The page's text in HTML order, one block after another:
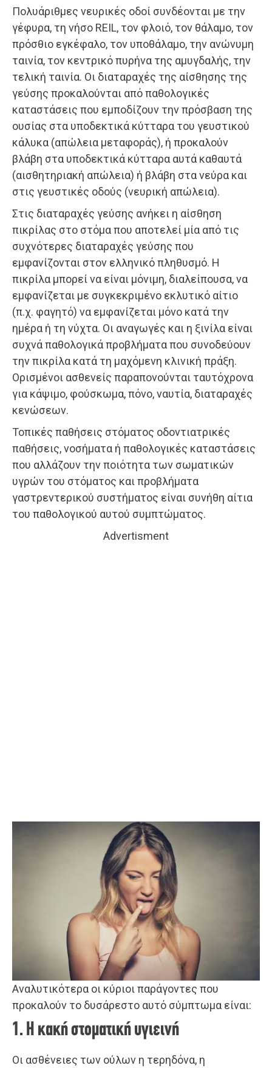
Πολυάριθμες νευρικές οδοί συνδέονται με την
γέφυρα, τη νήσο REIL, τον φλοιό, τον θάλαμο, τον
πρόσθιο εγκέφαλο, τον υποθάλαμο, την ανώνυμη
ταινία, τον κεντρικό πυρήνα της αμυγδαλής, την
τελική ταινία. Οι διαταραχές της αίσθησης της
γεύσης προκαλούνται από παθολογικές
καταστάσεις που εμποδίζουν την πρόσβαση της
ουσίας στα υποδεκτικά κύτταρα του γευστικού
κάλυκα (απώλεια μεταφοράς), ή προκαλούν
βλάβη στα υποδεκτικά κύτταρα αυτά καθαυτά
(αισθητηριακή απώλεια) ή βλάβη στα νεύρα και
στις γευστικές οδούς (νευρική απώλεια).
Στις διαταραχές γεύσης ανήκει η αίσθηση
πικρίλας στο στόμα που αποτελεί μία από τις
συχνότερες διαταραχές γεύσης που
εμφανίζονται στον ελληνικό πληθυσμό. Η
πικρίλα μπορεί να είναι μόνιμη, διαλείπουσα, να
εμφανίζεται με συγκεκριμένο εκλυτικό αίτιο
(π.χ. φαγητό) να εμφανίζεται μόνο κατά την
ημέρα ή τη νύχτα. Οι αναγωγές και η ξινίλα είναι
συχνά παθολογικά προβλήματα που συνοδεύουν
την πικρίλα κατά τη μαχόμενη κλινική πράξη.
Ορισμένοι ασθενείς παραπονούνται ταυτόχρονα
για κάψιμο, φούσκωμα, πόνο, ναυτία, διαταραχές
κενώσεων.
Τοπικές παθήσεις στόματος οδοντιατρικές
παθήσεις, νοσήματα ή παθολογικές καταστάσεις
που αλλάζουν την ποιότητα των σωματικών
υγρών του στόματος και προβλήματα
γαστρεντερικού συστήματος είναι συνήθη αίτια
του παθολογικού αυτού συμπτώματος.
Advertisment
Αναλυτικότερα οι κύριοι παράγοντες που
προκαλούν το δυσάρεστο αυτό σύμπτωμα είναι:
1. Η κακή στοματική υγιεινή
Οι ασθένειες των ούλων η τερηδόνα, η